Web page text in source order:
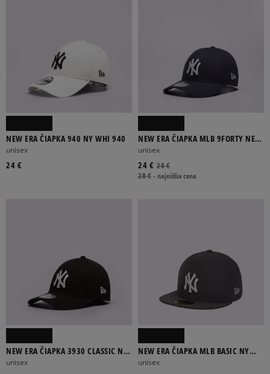
NEW ERA ČIAPKA 940 NY WHI 940
unisex
24 €
NEW ERA ČIAPKA MLB 9FORTY NEW
YORK YANKEES BAS NEW YORK
YANK
unisex
28 €
24 €
28 €-najnižšia cena
NEW ERA ČIAPKA 3930 CLASSIC NY
YANKEES
unisex
NEW ERA ČIAPKA MLB BASIC NY
YANKEES
unisex